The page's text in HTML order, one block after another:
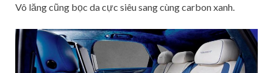
Vô lăng cũng bọc da cực siêu sang cùng carbon xanh.